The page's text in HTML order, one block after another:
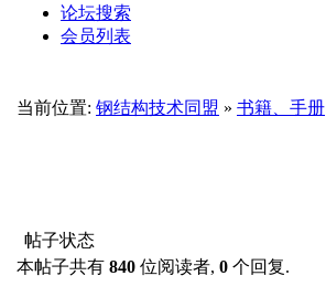
论坛搜索
会员列表
当前位置: 钢结构技术同盟 » 书籍、手册
帖子状态
本帖子共有 840 位阅读者, 0 个回复.